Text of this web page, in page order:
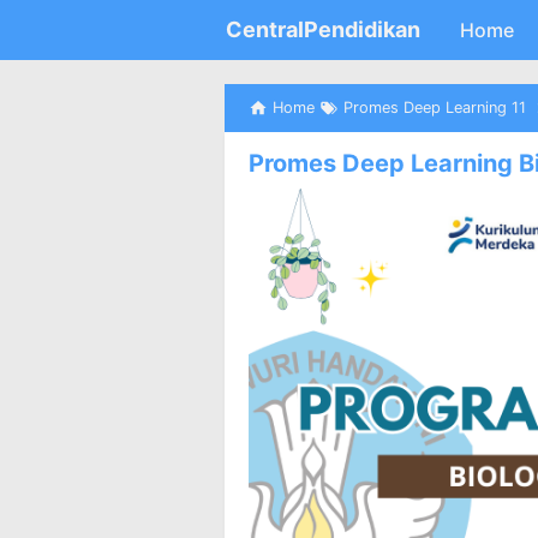
CentralPendidikan Home
Home Promes Deep Learning 11
Promes Deep Learning